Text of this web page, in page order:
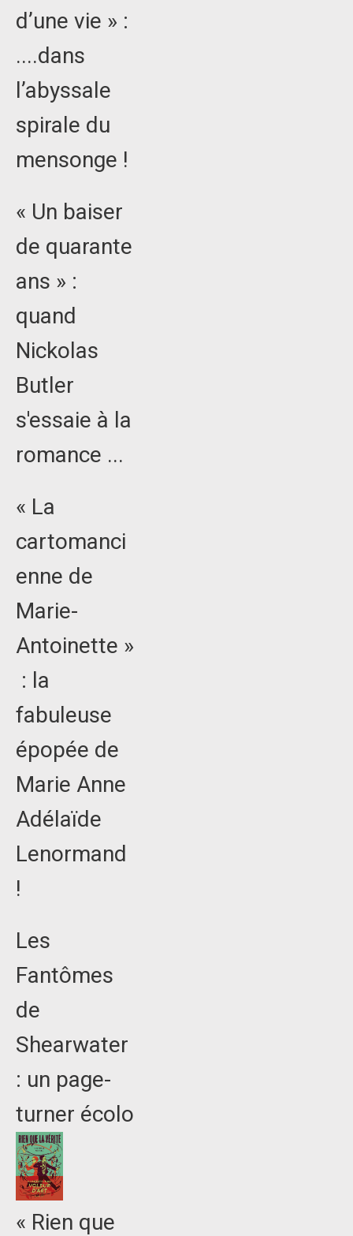
d’une vie » :
....dans
l’abyssale
spirale du
mensonge !
« Un baiser
de quarante
ans » :
quand
Nickolas
Butler
s'essaie à la
romance ...
« La
cartomanci
enne de
Marie-
Antoinette »
: la
fabuleuse
épopée de
Marie Anne
Adélaïde
Lenormand
!
Les
Fantômes
de
Shearwater
: un page-
turner écolo
« Rien que